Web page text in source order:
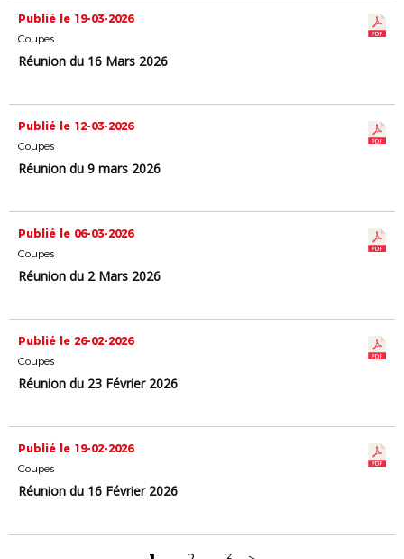
Publié le 19-03-2026
Coupes
Réunion du 16 Mars 2026
Publié le 12-03-2026
Coupes
Réunion du 9 mars 2026
Publié le 06-03-2026
Coupes
Réunion du 2 Mars 2026
Publié le 26-02-2026
Coupes
Réunion du 23 Février 2026
Publié le 19-02-2026
Coupes
Réunion du 16 Février 2026